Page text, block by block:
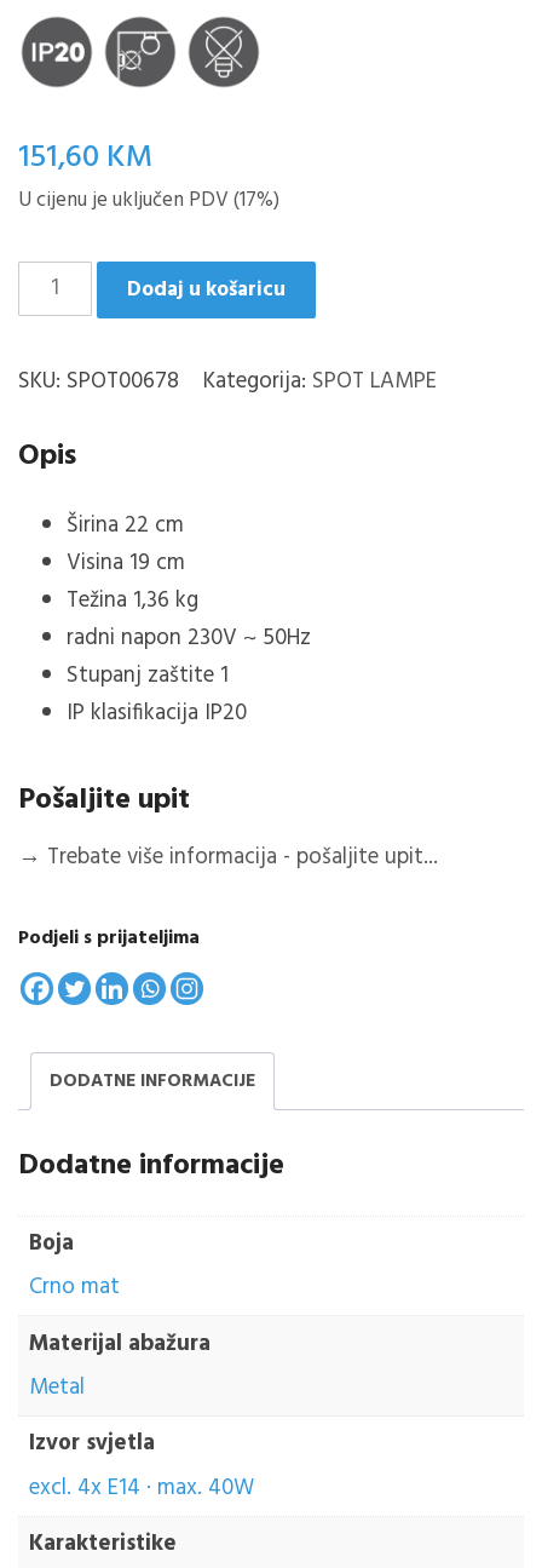
151,60 KM
U cijenu je uključen PDV (17%)
TOSH
SPOT
količina
Dodaj u košaricu
SKU: SPOT00678 Kategorija: SPOT LAMPE
Opis
Širina 22 cm
Visina 19 cm
Težina 1,36 kg
radni napon 230V ~ 50Hz
Stupanj zaštite 1
IP klasifikacija IP20
Pošaljite upit
→ Trebate više informacija - pošaljite upit...
Podjeli s prijateljima
DODATNE INFORMACIJE
Dodatne informacije
Boja
Crno mat
Materijal abažura
Metal
Izvor svjetla
excl. 4x E14 · max. 40W
Karakteristike